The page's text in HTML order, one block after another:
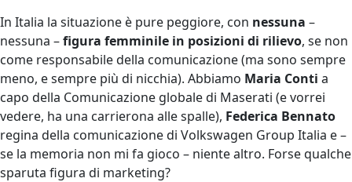
In Italia la situazione è pure peggiore, con nessuna –
nessuna –figura femminile in posizioni di rilievo, se non
come responsabile della comunicazione (ma sono sempre
meno, e sempre più di nicchia). Abbiamo Maria Conti a
capo della Comunicazione globale di Maserati (e vorrei
vedere, ha una carrierona alle spalle), Federica Bennato
regina della comunicazione di Volkswagen Group Italia e –
se la memoria non mi fa gioco – niente altro. Forse qualche
sparuta figura di marketing?